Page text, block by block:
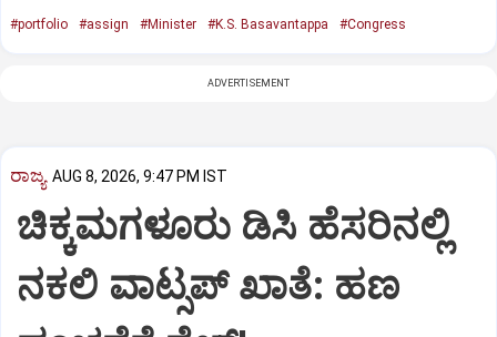
#portfolio #assign #Minister #K.S. Basavantappa #Congress
ADVERTISEMENT
ರಾಜ್ಯ AUG 8, 2026, 9:47 PM IST
ಚಿಕ್ಕಮಗಳೂರು ಡಿಸಿ ಹೆಸರಿನಲ್ಲಿ
ನಕಲಿ ವಾಟ್ಸಪ್ ಖಾತೆ: ಹಣ